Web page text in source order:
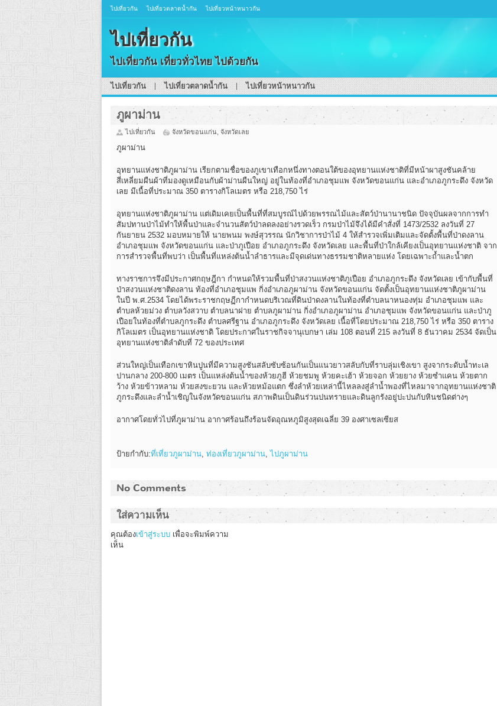
ไปเที่ยวกัน ไปเที่ยวตลาดน้ำกัน ไปเที่ยวหน้าหนาวกัน
ไปเที่ยวกัน
ไปเที่ยวกัน เที่ยวทั่วไทย ไปด้วยกัน
ไปเที่ยวกัน ไปเที่ยวตลาดน้ำกัน ไปเที่ยวหน้าหนาวกัน
ภูผาม่าน
ไปเที่ยวกัน จังหวัดขอนแก่น จังหวัดเลย
ภูผาม่าน
อุทยานแห่งชาติภูผาม่าน เรียกตามชื่อของภูเขาเทือกหนึ่งทางตอนใต้ของอุทยานแห่งชาติที่มีหน้าผาสูงชันคล้าย
สี่เหลี่ยมผืนผ้าที่มองดูเหมือนกับผ้าม่านผืนใหญ่ อยู่ในท้องที่อำเภอชุมแพ จังหวัดขอนแก่น และอำเภอภูกระดึง จังหวัด
เลย มีเนื้อที่ประมาณ 350 ตารางกิโลเมตร หรือ 218,750 ไร่
อุทยานแห่งชาติภูผาม่าน แต่เดิมเคยเป็นพื้นที่ที่สมบูรณ์ไปด้วยพรรณไม้และสัตว์ป่านานาชนิด ปัจจุบันผลจากการทำ
สัมปทานป่าไม้ทำให้พื้นป่าและจำนวนสัตว์ป่าลดลงอย่างรวดเร็ว กรมป่าไม้จึงได้มีคำสั่งที่ 1473/2532 ลงวันที่ 27
กันยายน 2532 มอบหมายให้ นายพนม พงษ์สุวรรณ นักวิชาการป่าไม้ 4 ให้สำรวจเพิ่มเติมและจัดตั้งพื้นที่ป่าดงลาน
อำเภอชุมแพ จังหวัดขอนแก่น และป่าภูเปือย อำเภอภูกระดึง จังหวัดเลย และพื้นที่ป่าใกล้เคียงเป็นอุทยานแห่งชาติ จาก
การสำรวจพื้นที่พบว่า เป็นพื้นที่แหล่งต้นน้ำลำธารและมีจุดเด่นทางธรรมชาติหลายแห่ง โดยเฉพาะถ้ำและน้ำตก
ทางราชการจึงมีประกาศกฤษฎีกา กำหนดให้รวมพื้นที่ป่าสงวนแห่งชาติภูเปือย อำเภอภูกระดึง จังหวัดเลย เข้ากับพื้นที่
ป่าสงวนแห่งชาติดงลาน ท้องที่อำเภอชุมแพ กิ่งอำเภอภูผาม่าน จังหวัดขอนแก่น จัดตั้งเป็นอุทยานแห่งชาติภูผาม่าน
ในปี พ.ศ.2534 โดยได้พระราชกฤษฏีกากำหนดบริเวณที่ดินป่าดงลานในท้องที่ตำบลนาหนองทุ่ม อำเภอชุมแพ และ
ตำบลห้วยม่วง ตำบลวังสวาบ ตำบลนาฝาย ตำบลภูผาม่าน กิ่งอำเภอภูผาม่าน อำเภอชุมแพ จังหวัดขอนแก่น และป่าภู
เปือยในท้องที่ตำบลภูกระดึง ตำบลศรีฐาน อำเภอภูกระดึง จังหวัดเลย เนื้อที่โดยประมาณ 218,750 ไร่ หรือ 350 ตาราง
กิโลเมตร เป็นอุทยานแห่งชาติ โดยประกาศในราชกิจจานุเบกษา เล่ม 108 ตอนที่ 215 ลงวันที่ 8 ธันวาคม 2534 จัดเป็น
อุทยานแห่งชาติลำดับที่ 72 ของประเทศ
ส่วนใหญ่เป็นเทือกเขาหินปูนที่มีความสูงชันสลับซับซ้อนกันเป็นแนวยาวสลับกับที่ราบลุ่มเชิงเขา สูงจากระดับน้ำทะเล
ปานกลาง 200-800 เมตร เป็นแหล่งต้นน้ำของห้วยภูฮี ห้วยชมพู ห้วยคะเฮ้า ห้วยจอก ห้วยยาง ห้วยซำแคน ห้วยตาก
ว้าง ห้วยข้าวหลาม ห้วยสงขะยวน และห้วยหม้อแตก ซึ่งลำห้วยเหล่านี้ไหลลงสู่ลำน้ำพองที่ไหลมาจากอุทยานแห่งชาติ
ภูกระดึงและลำน้ำเชิญในจังหวัดขอนแก่น สภาพดินเป็นดินร่วนปนทรายและดินลูกรังอยู่ปะปนกับหินชนิดต่างๆ
อากาศโดยทั่วไปที่ภูผาม่าน อากาศร้อนถึงร้อนจัดอุณหภูมิสูงสุดเฉลี่ย 39 องศาเซลเซียส
ป้ายกำกับ:ที่เที่ยวภูผาม่าน, ท่องเที่ยวภูผาม่าน,ไปภูผาม่าน
No Comments
ใส่ความเห็น
คุณต้องเข้าสู่ระบบ เพื่อจะพิมพ์ความ
เห็น